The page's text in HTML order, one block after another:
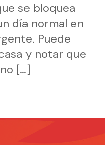
se bloquea
día normal en
Puede
y notar que
[…]